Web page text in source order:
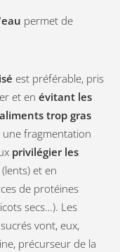
permet de
est préférable, pris
et en évitant les
trop gras
fragmentation
privilégier les
(lents) et en
de protéines
secs…). Les
vont, eux,
précurseur de la